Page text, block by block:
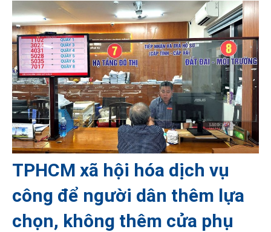
TPHCM xã hội hóa dịch vụ
công để người dân thêm lựa
chọn, không thêm cửa phụ